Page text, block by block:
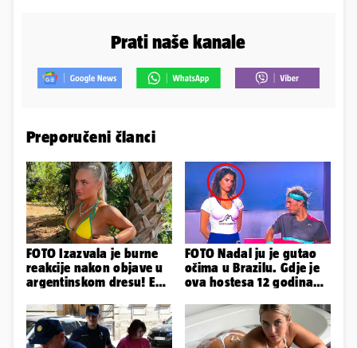
Prati naše kanale
Preporučeni članci
FOTO Izazvala je burne
reakcije nakon objave u
argentinskom dresu! Evo
FOTO Nadal ju je gutao
očima u Brazilu. Gdje je
ova hostesa 12 godina